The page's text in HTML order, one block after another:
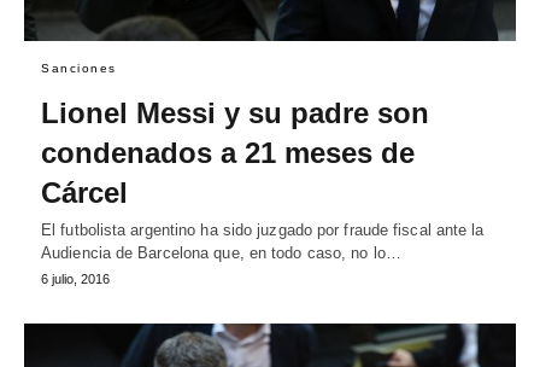
Sanciones
Lionel Messi y su padre son
condenados a 21 meses de
Cárcel
El futbolista argentino ha sido juzgado por fraude fiscal ante la
Audiencia de Barcelona que, en todo caso, no lo…
6 julio, 2016